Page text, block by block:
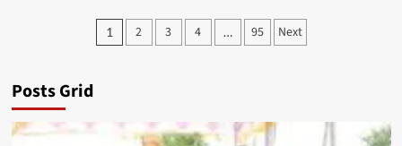
ठिय्या
आंदोलन
Posts
1 2 3 4 … 95 Next
Posts Grid